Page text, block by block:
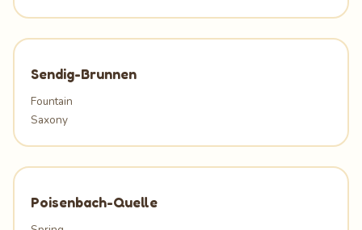
Sendig-Brunnen
Fountain
Saxony
Poisenbach-Quelle